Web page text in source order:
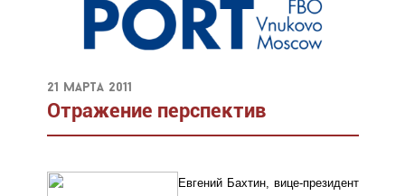
21 марта 2011
Отражение перспектив
Евгений Бахтин, вице-президент